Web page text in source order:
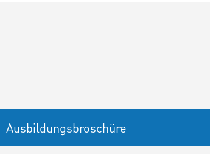
Ausbildungsbroschüre